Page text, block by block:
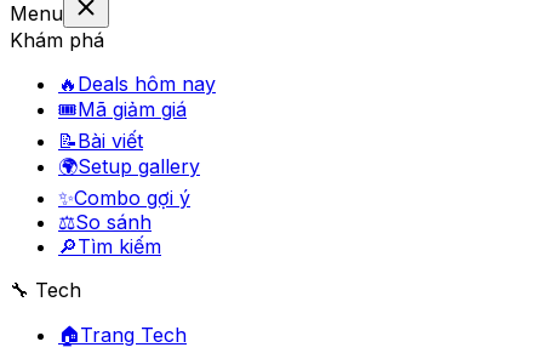
Menu
Khám phá
🔥 Deals hôm nay
🎟Mã giảm giá
📝Bài viết
🌍Setup gallery
✨Combo gợi ý
⚖️So sánh
🔎Tìm kiếm
🔧 Tech
🏠Trang Tech